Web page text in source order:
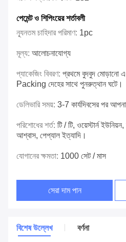
পেমেন্ট ও শিপিংয়ের শর্তাবলী
ন্যূনতম চাহিদার পরিমাণ: 1pc
মূল্য: আলোচনাযোগ্য
প্যাকেজিং বিবরণ: প্রথমে বুদবুদ মোড়ানো
Packing দেহের সাথে পুনরুত্থান ঘটে।
ডেলিভারি সময়: 3-7 কার্যদিবসের পর
পরিশোধের শর্ত: টি / টি, ওয়েস্টার্ন
আশ্বাস, পেপ্যাল ​​ইত্যাদি।
যোগানের ক্ষমতা: 1000 সেট / মাস
সেরা দাম পান
বিশেষ উল্লেখ বর্ণনা